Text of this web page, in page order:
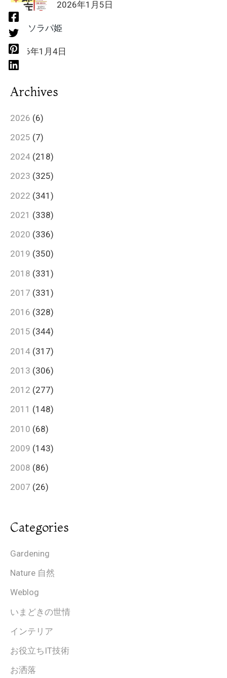
2026年1月5日
HIIT ソラパ姫
2026年1月4日
Archives
2026 (6)
2025 (7)
2024 (218)
2023 (325)
2022 (341)
2021 (338)
2020 (336)
2019 (350)
2018 (331)
2017 (331)
2016 (328)
2015 (344)
2014 (317)
2013 (306)
2012 (277)
2011 (148)
2010 (68)
2009 (143)
2008 (86)
2007 (26)
Categories
Gardening
Nature 自然
Weblog
いまどきの世情
インテリア
お役立ちIT技術
お洒落